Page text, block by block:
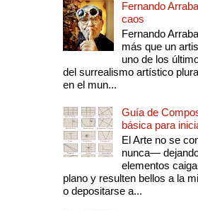
Fernando
caos
Fernando
más que un
uno de los
del surrealismo artístico
en el mun...
Guía de
básica para
El Arte no se
nunca—
elementos
plano y resulten bellos a la
o depositarse a...